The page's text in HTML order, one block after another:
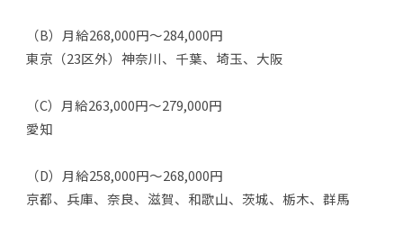
（B）月給268,000円～284,000円
東京（23区外）神奈川、千葉、埼玉、大阪
（C）月給263,000円～279,000円
愛知
（D）月給258,000円～268,000円
京都、兵庫、奈良、滋賀、和歌山、茨城、栃木、群馬